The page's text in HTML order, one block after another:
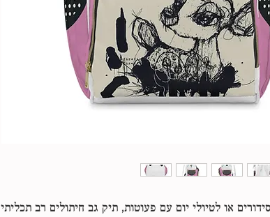
או לטיולי יום עם פעוטות, תיק גב חיתולים רב תכליתי